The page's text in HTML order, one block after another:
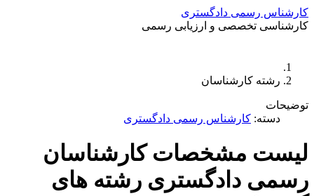
کارشناس رسمی دادگستری
کارشناسی تخصصی و ارزیابی رسمی
رشته کارشناسان
توضیحات
دسته: کارشناس رسمی دادگستری
لیست مشخصات کارشناسان
رسمی دادگستری رشته های